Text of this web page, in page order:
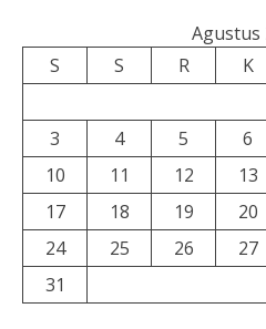
Agustus
S
S R K
3
4 5 6
10
11 12 13
17
18 19 20
24
25 26 27
31